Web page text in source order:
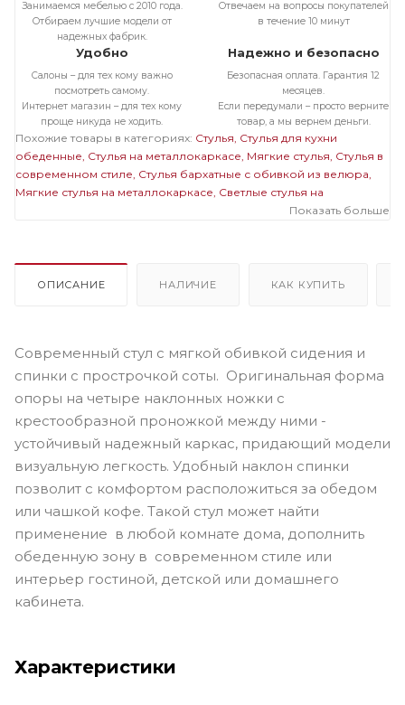
Занимаемся мебелью с 2010 года.
Отбираем лучшие модели от
надежных фабрик.
Отвечаем на вопросы покупателей
в течение 10 минут
Удобно
Салоны – для тех кому важно
посмотреть самому.
Интернет магазин – для тех кому
проще никуда не ходить.
Надежно и безопасно
Безопасная оплата. Гарантия 12
месяцев.
Если передумали – просто верните
товар, а мы вернем деньги.
Похожие товары в категориях: Стулья Стулья для кухни
обеденные Стулья на металлокаркасе Мягкие стулья Стулья в
современном стиле Стулья бархатные с обивкой из велюра
Мягкие стулья на металлокаркасе Светлые стулья на
Стулья бархатные с обивкой из велюра на
Показать больше
ОПИСАНИЕ НАЛИЧИЕ КАК КУПИТЬ
Современный стул с мягкой обивкой сидения и
спинки с прострочкой соты. Оригинальная форма
опоры на четыре наклонных ножки с
крестообразной проножкой между ними -
устойчивый надежный каркас, придающий модели
визуальную легкость. Удобный наклон спинки
позволит с комфортом расположиться за обедом
или чашкой кофе. Такой стул может найти
применение в любой комнате дома, дополнить
обеденную зону в современном стиле или
интерьер гостиной, детской или домашнего
кабинета.
Характеристики